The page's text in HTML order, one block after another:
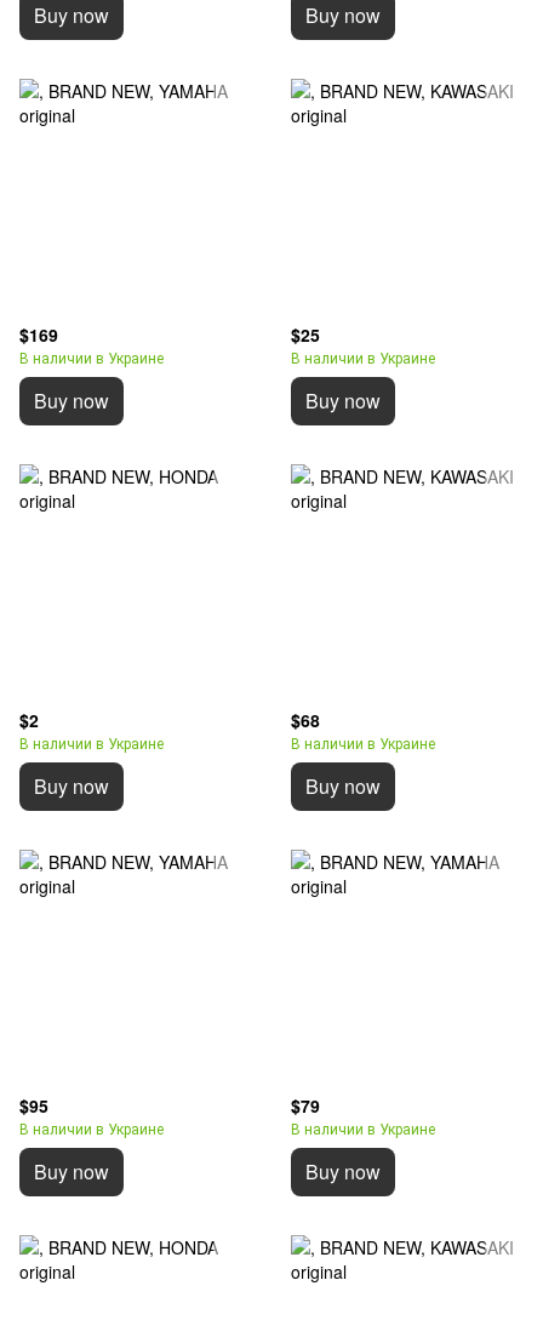
Buy now Buy now
$169
В наличии в Украине
Buy now
$25
В наличии в Украине
Buy now
$2
В наличии в Украине
Buy now
$68
В наличии в Украине
Buy now
$95
В наличии в Украине
Buy now
$79
В наличии в Украине
Buy now